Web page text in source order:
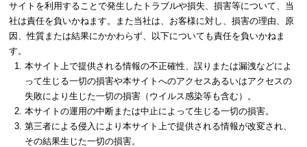
サイトを利用することで発生したトラブルや損失、損害等について、当
社は責任を負いかねます。また当社は、お客様に対し、損害の理由、原
因、性質または結果にかかわらず、以下についても責任を負いかねま
す。
本サイト上で提供される情報の不正確性、誤りまたは漏洩などによ
って生じる一切の損害や本サイトへのアクセスあるいはアクセスの
失敗により生じた一切の損害（ウイルス感染等も含む）。
本サイトの運用の中断または中止によって生じる一切の損害。
第三者による侵入により本サイト上で提供される情報が改変され、
その結果生じた一切の損害。